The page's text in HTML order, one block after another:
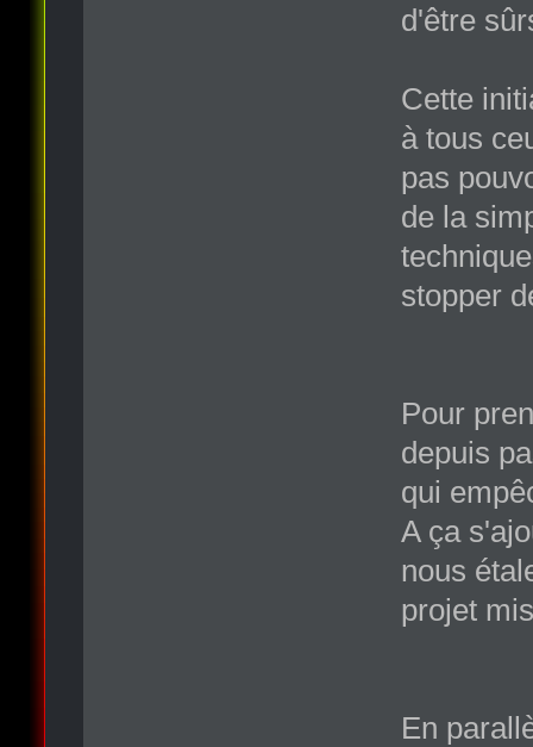
d'être
Cette
à tous
pas
de la
stopper
Pour
depuis
qui
A ça
nous
projet
En